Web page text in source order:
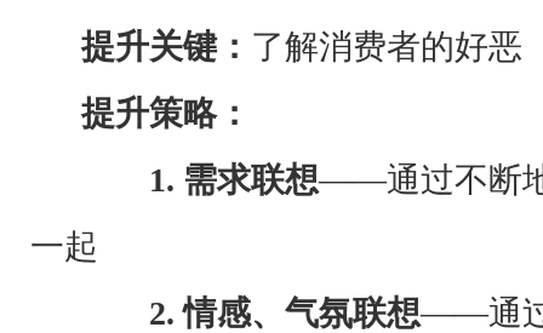
提升关键： 了解消费者的好恶
提升策略：
1. 需求联想——通过不断
一起
2. 情感、气氛联想——通过